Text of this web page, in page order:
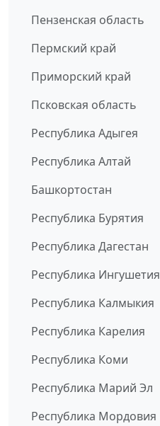
Пензенская область
Пермский край
Приморский край
Псковская область
Республика Адыгея
Республика Алтай
Башкортостан
Республика Бурятия
Республика Дагестан
Республика Ингушетия
Республика Калмыкия
Республика Карелия
Республика Коми
Республика Марий Эл
Республика Мордовия